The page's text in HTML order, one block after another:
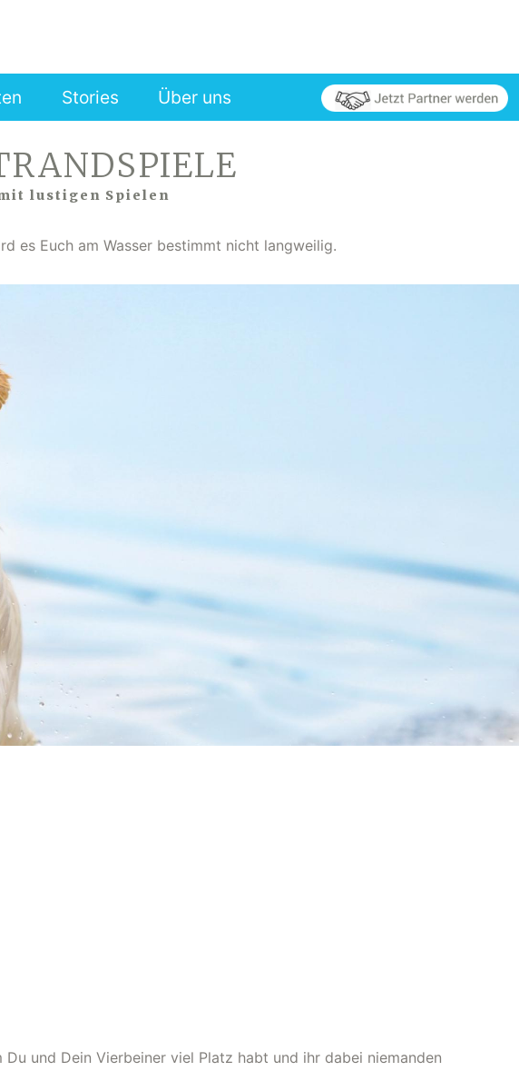
Stories Über uns
lustigen Spielen
es Euch am Wasser bestimmt nicht langweilig.
und Dein Vierbeiner viel Platz habt und ihr dabei niemanden